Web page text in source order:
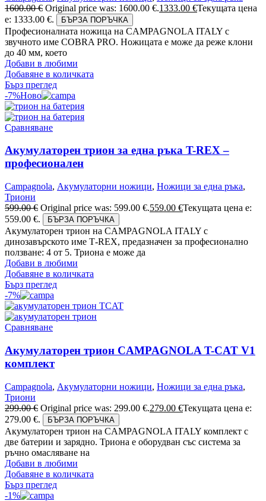
1600.00€ Original price was: 1600.00 €.1333.00 €Текущата цена
е: 1333.00 €.
БЪРЗА ПОРЪЧКА
Професионалната ножица на CAMPAGNOLA ITALY с
звучното име COBRA PRO. Ножицата е може да реже клони
до 40 мм, което
Добави в любими
Добавяне в количката
Бърз преглед
-7%Ново
Сравняване
Акумулаторен трион за една ръка T-REX –
професионален
Campagnola, Акумулаторни ножици, Ножици за една ръка,
Триони
599.00€ Original price was: 599.00 €.559.00 €Текущата цена е:
559.00 €.
БЪРЗА ПОРЪЧКА
Акумулаторен трион на CAMPAGNOLA ITALY с
динозавърското име Т-REX, предазначен за професионално
ползване: 4 от 5. Триона е може да
Добави в любими
Добавяне в количката
Бърз преглед
-7%
Сравняване
Акумулаторен трион CAMPAGNOLA T-CAT V1
комплект
Campagnola, Акумулаторни ножици, Ножици за една ръка,
Триони
299.00€ Original price was: 299.00 €.279.00 €Текущата цена е:
279.00 €.
БЪРЗА ПОРЪЧКА
Акумулаторен трион на CAMPAGNOLA ITALY комплект с
две батерии и зарядно. Триона е оборудван със система за
ръчно омасляване на
Добави в любими
Добавяне в количката
Бърз преглед
-1%